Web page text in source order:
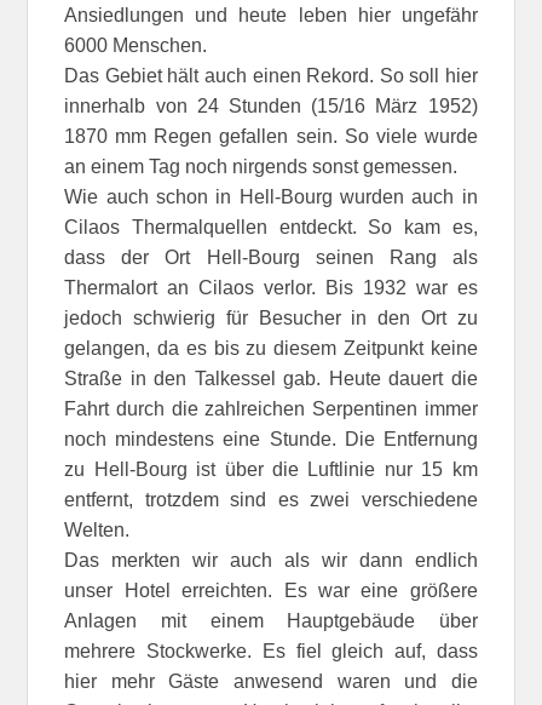
Ansiedlungen und heute leben hier ungefähr
6000 Menschen.
Das Gebiet hält auch einen Rekord. So soll hier
innerhalb von 24 Stunden (15/16 März 1952)
1870 mm Regen gefallen sein. So viele wurde
an einem Tag noch nirgends sonst gemessen.
Wie auch schon in Hell-Bourg wurden auch in
Cilaos Thermalquellen entdeckt. So kam es,
dass der Ort Hell-Bourg seinen Rang als
Thermalort an Cilaos verlor. Bis 1932 war es
jedoch schwierig für Besucher in den Ort zu
gelangen, da es bis zu diesem Zeitpunkt keine
Straße in den Talkessel gab. Heute dauert die
Fahrt durch die zahlreichen Serpentinen immer
noch mindestens eine Stunde. Die Entfernung
zu Hell-Bourg ist über die Luftlinie nur 15 km
entfernt, trotzdem sind es zwei verschiedene
Welten.
Das merkten wir auch als wir dann endlich
unser Hotel erreichten. Es war eine größere
Anlagen mit einem Hauptgebäude über
mehrere Stockwerke. Es fiel gleich auf, dass
hier mehr Gäste anwesend waren und die